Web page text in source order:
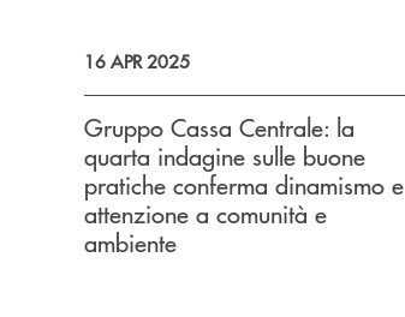
16 APR 2025
Gruppo Cassa Centrale: la
quarta indagine sulle buone
pratiche conferma dinamismo e
attenzione a comunità e
ambiente